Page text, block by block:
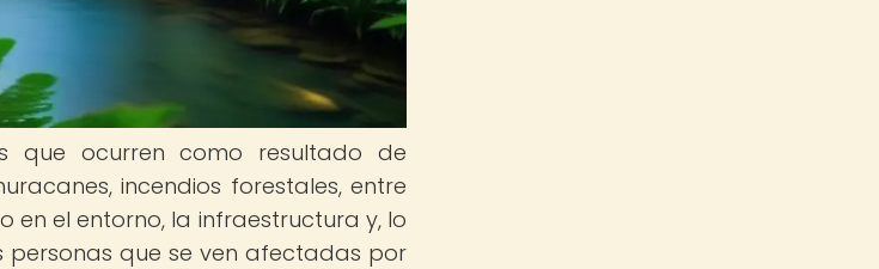
que ocurren como resultado de
incendios forestales, entre
en el entorno, la infraestructura y, lo
personas que se ven afectadas por